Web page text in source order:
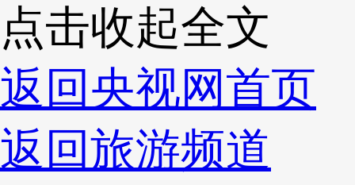
点击收起全文
返回央视网首页
返回旅游频道